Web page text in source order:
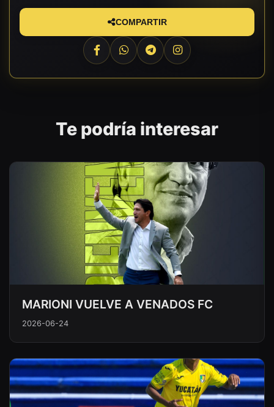
COMPARTIR
Te podría interesar
MARIONI VUELVE A VENADOS FC
2026-06-24